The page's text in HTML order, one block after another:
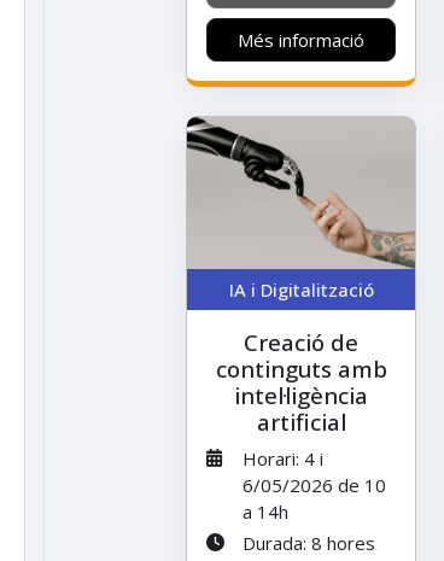
Més informació
IA i Digitalització
Creació de
continguts amb
intel·ligència
artificial
Horari: 4 i
6/05/2026 de 10
a 14h
Durada: 8 hores